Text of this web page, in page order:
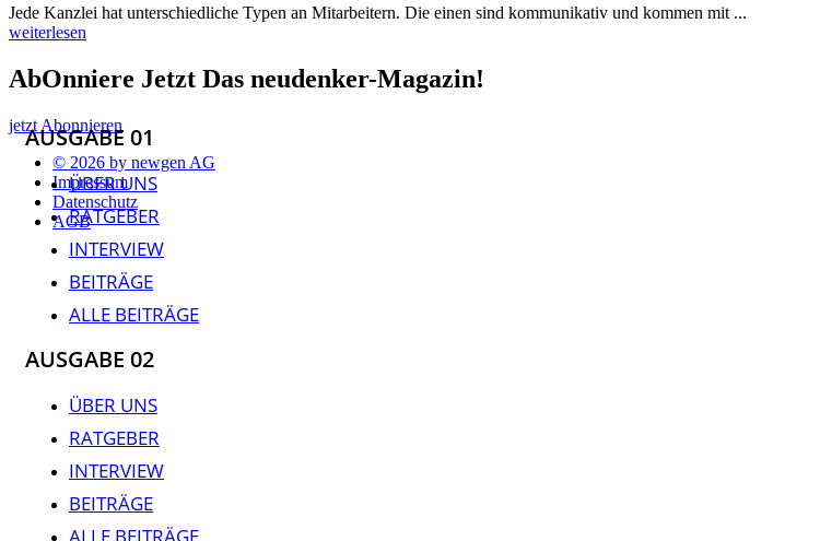
Jede Kanzlei hat unterschiedliche Typen an Mitarbeitern. Die einen sind kommunikativ und kommen mit ...
weiterlesen
AbOnniere Jetzt Das neudenker-Magazin!
jetzt Abonnieren
© 2026 by newgen AG
Impressum
Datenschutz
AGB
AUSGABE 01
ÜBER UNS
RATGEBER
INTERVIEW
BEITRÄGE
ALLE BEITRÄGE
AUSGABE 02
ÜBER UNS
RATGEBER
INTERVIEW
BEITRÄGE
ALLE BEITRÄGE